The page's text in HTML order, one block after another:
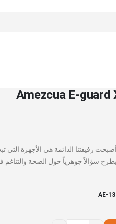
Amezcua E-guard
يطرح سؤالاً جوهرياً حول الصحة
AE-